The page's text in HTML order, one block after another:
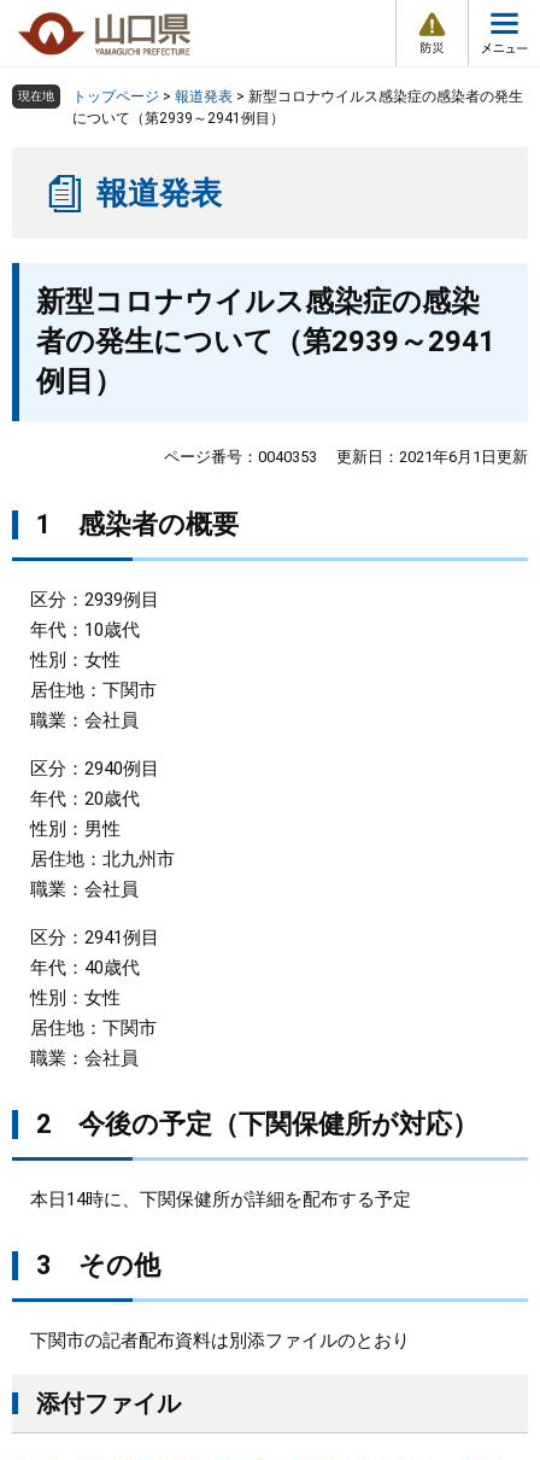
の
ー
情
報
メ
ュ
組織で探す
くらし・環境
健康・福祉
教育・文化・スポーツ
しごと・産業・観光
まちづくり
県政情報
検索の仕方 組織で探す
現在地 トップページ > 報道発表 > 新型コロナウイルス感染症の感染者の発生
について（第2939～2941例目）
報道発表
新型コロナウイルス感染症の感染
者の発生について（第2939～2941
例目）
ページ番号：0040353 更新日：2021年6月1日更新
1 感染者の概要
区分：2939例目
年代：10歳代
性別：女性
居住地：下関市
職業：会社員
区分：2940例目
年代：20歳代
性別：男性
居住地：北九州市
職業：会社員
区分：2941例目
年代：40歳代
性別：女性
居住地：下関市
職業：会社員
2 今後の予定（下関保健所が対応）
本日14時に、下関保健所が詳細を配布する予定
3 その他
下関市の記者配布資料は別添ファイルのとおり
添付ファイル